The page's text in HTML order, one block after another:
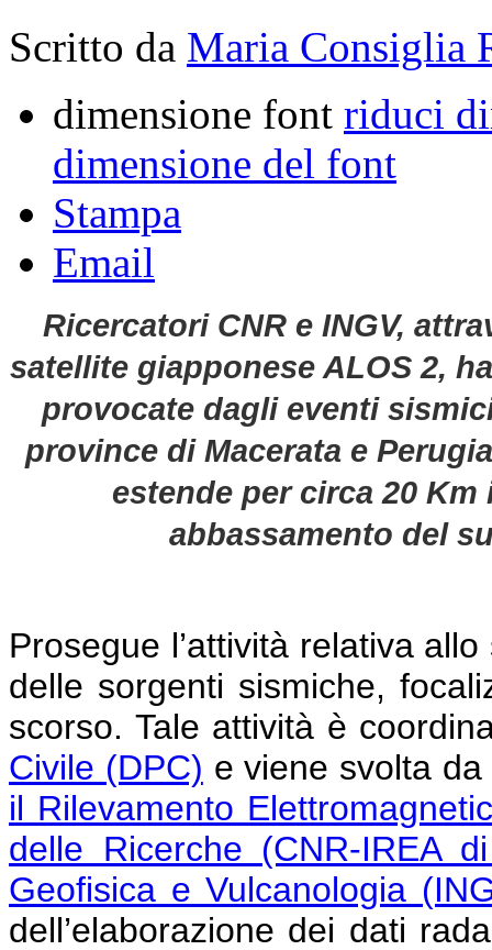
Scritto da Maria Consiglia
dimensione font riduci
dimensione del font
Stampa
Email
Ricercatori CNR e INGV,
satellite giapponese ALOS 2,
provocate dagli eventi
province di Macerata e
estende per circa 20
abbassamento del
Prosegue l’attività relativa
delle sorgenti sismiche,
scorso. Tale attività è
Civile (DPC) e viene svolta
il Rilevamento
delle Ricerche (CNR-IREA
Geofisica e Vulcanologia
dell’elaborazione dei dati